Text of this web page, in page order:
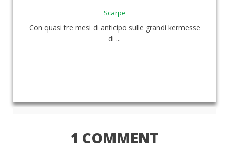
Scarpe
Con quasi tre mesi di anticipo sulle grandi kermesse
di ...
1 COMMENT